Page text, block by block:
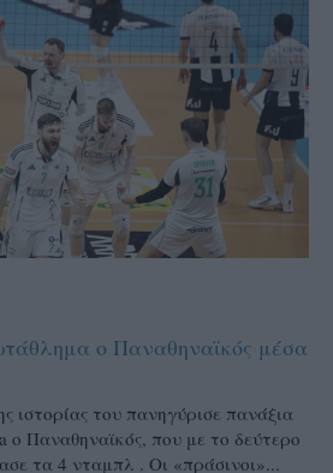
ο Παναθηναϊκός μέσα
ιστορίας του πανηγύρισε πανάξια
Παναθηναϊκός, που με το δεύτερο
τα 4 νταμπλ . Οι «πράσινοι»...